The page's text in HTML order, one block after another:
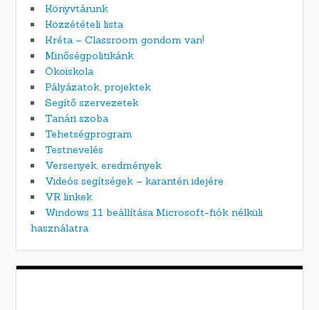
Könyvtárunk
Közzétételi lista
Kréta – Classroom gondom van!
Minőségpolitikánk
Ökoiskola
Pályázatok, projektek
Segítő szervezetek
Tanári szoba
Tehetségprogram
Testnevelés
Versenyek, eredmények
Videós segítségek – karantén idejére
VR linkek
Windows 11 beállítása Microsoft-fiók nélküli
használatra